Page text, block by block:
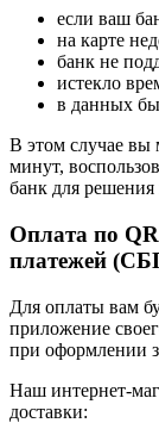
если ваш
на карте
банк не
истекло
в данных
В этом случае вы
минут,
банк для решения
Оплата по
платежей
Для оплаты вам
приложение
при оформлении
Наш интернет-
доставки: